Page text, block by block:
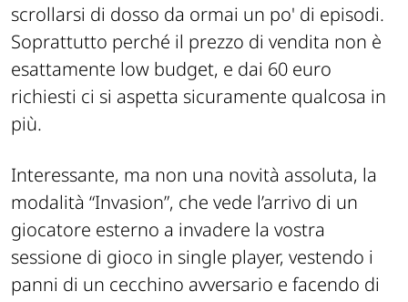
scrollarsi di dosso da ormai un po' di episodi.
Soprattutto perché il prezzo di vendita non è
esattamente low budget, e dai 60 euro
richiesti ci si aspetta sicuramente qualcosa in
più.
Interessante, ma non una novità assoluta, la
modalità “Invasion”, che vede l’arrivo di un
giocatore esterno a invadere la vostra
sessione di gioco in single player, vestendo i
panni di un cecchino avversario e facendo di